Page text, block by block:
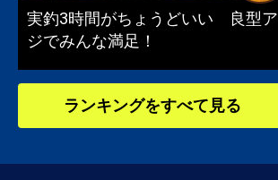
実釣3時間がちょうどいい 良型ア
ジでみんな満足！
ランキングをすべて見る